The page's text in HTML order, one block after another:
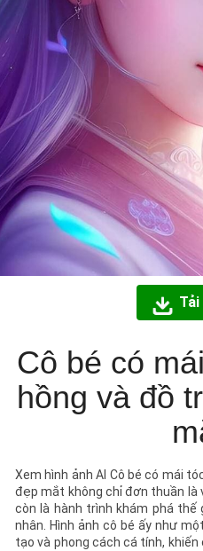
Tải
Cô bé có
hồng và đồ
Xem hình ảnh AI Cô bé có mái
đẹp mắt không chỉ đơn thuần
còn là hành trình khám phá
nhân. Hình ảnh cô bé ấy như
tạo và phong cách cá tính,